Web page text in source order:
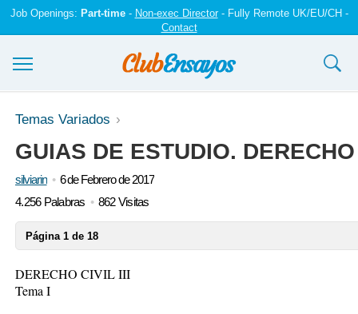
Job Openings: Part-time- Non-exec Director- Fully Remote UK/EU/CH -
Contact
Ensayos y trabajos
Registrarse
Iniciar sesión
Temas Variados
GUIAS DE ESTUDIO.
silviarin
6 de Febrero de 2017
4.256 Palabras
862 Visitas
Página 1 de 18
DERECHO CIVIL III
Tema I